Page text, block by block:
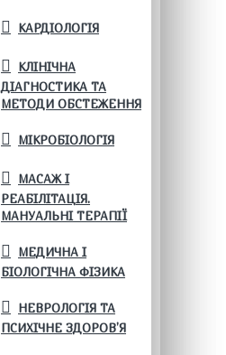
КАРДІОЛОГІЯ
КЛІНІЧНА
ДІАГНОСТИКА ТА
МЕТОДИ ОБСТЕЖЕННЯ
МІКРОБІОЛОГІЯ
МАСАЖ І
РЕАБІЛІТАЦІЯ.
МАНУАЛЬНІ ТЕРАПІЇ
МЕДИЧНА І
БІОЛОГІЧНА ФІЗИКА
НЕВРОЛОГІЯ ТА
ПСИХІЧНЕ ЗДОРОВ’Я